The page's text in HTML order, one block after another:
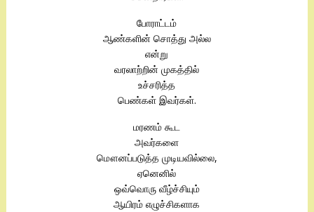
போராட்டம்
ஆண்களின் சொத்து அல்ல
என்று
வரலாற்றின் முகத்தில்
உச்சரித்த
பெண்கள் இவர்கள்.
மரணம் கூட
அவர்களை
மௌனப்படுத்த முடியவில்லை,
ஏனெனில்
ஒவ்வொரு வீழ்ச்சியும்
ஆயிரம் எழுச்சிகளாக